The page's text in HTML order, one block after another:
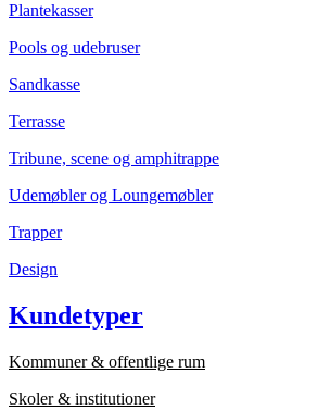
Plantekasser
Pools og udebruser
Sandkasse
Terrasse
Tribune, scene og amphitrappe
Udemøbler og Loungemøbler
Trapper
Design
Kundetyper
Kommuner & offentlige rum
Skoler & institutioner